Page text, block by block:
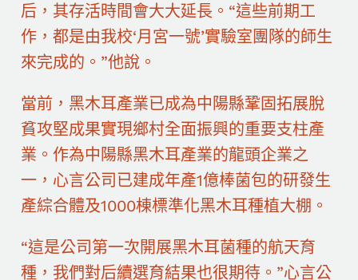
后，其存活時間會大大延長。“這些前期工
作，都是由我校‘月宮一號’實驗室團隊的師生
來完成的。”他說。
當前，黑木耳產業已成為中陽縣鞏固拓展脫
貧攻堅成果實現鄉村全面振興的重要支柱產
業。作為中陽縣黑木耳產業的龍頭企業之
一，心言公司已建成年產1億棒菌包的研發生
產綜合體及1000棟標準化黑木耳種植大棚。
“這是公司第一次開展黑木耳菌種的航天育
種，我們對后續選育結果也很期待。”心言公